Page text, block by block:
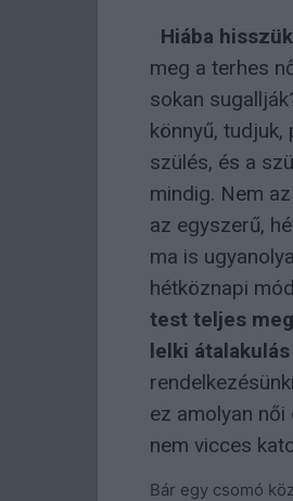
Hiába
meg a terhes
sokan
könnyű,
szülés, és a
mindig. Nem
az egyszerű,
ma is
hétköznapi
test teljes
lelki
ez amolyan
nem vicces
Bár egy csomó